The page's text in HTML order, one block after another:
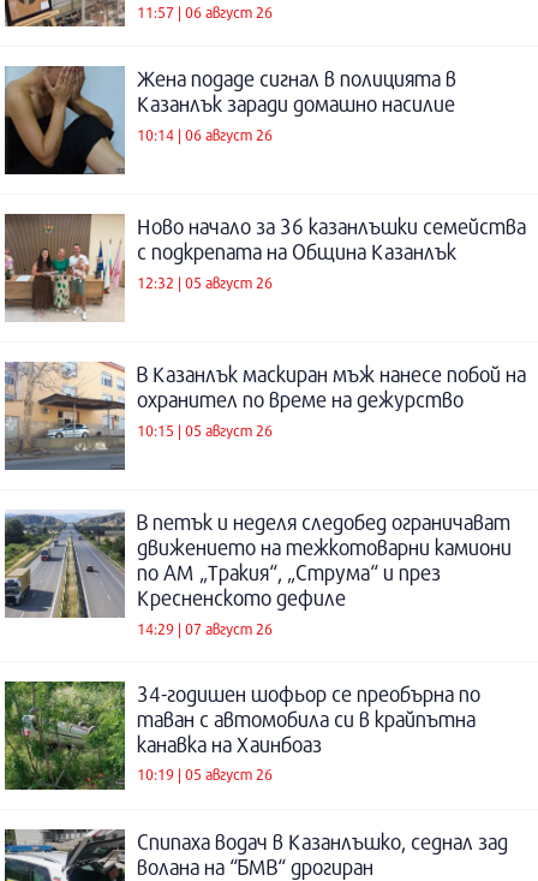
11:57 | 06 август 26
Жена подаде сигнал в полицията в
Казанлък заради домашно насилие
10:14 | 06 август 26
Ново начало за 36 казанлъшки семейства
с подкрепата на Община Казанлък
12:32 | 05 август 26
В Казанлък маскиран мъж нанесе побой на
охранител по време на дежурство
10:15 | 05 август 26
В петък и неделя следобед ограничават
движението на тежкотоварни камиони
по АМ „Тракия“, „Струма“ и през
Кресненското дефиле
14:29 | 07 август 26
34-годишен шофьор се преобърна по
таван с автомобила си в крайпътна
канавка на Хаинбоаз
10:19 | 05 август 26
Спипаха водач в Казанлъшко, седнал зад
волана на “БМВ“ дрогиран